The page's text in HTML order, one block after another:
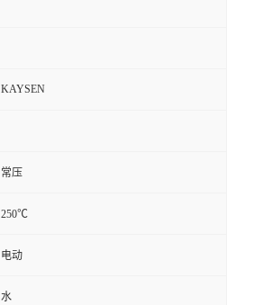
KAYSEN
常压
250℃
电动
水